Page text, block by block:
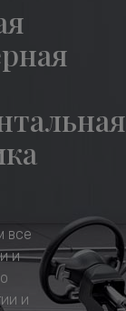
все
и
и